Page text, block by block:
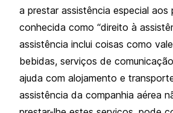
a prestar assistência especial aos
conhecida como “direito à
assistência inclui coisas como
bebidas, serviços de
ajuda com alojamento e
assistência da companhia aérea